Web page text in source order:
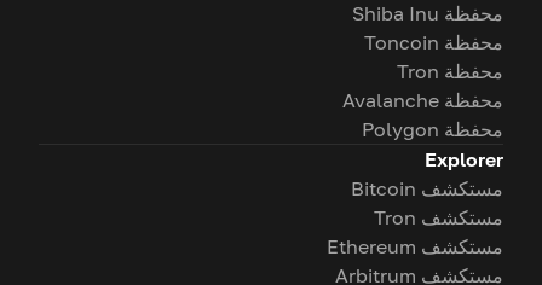
محفظة Shiba Inu
محفظة Toncoin
محفظة Tron
محفظة Avalanche
محفظة Polygon
Explorer
مستكشف Bitcoin
مستكشف Tron
مستكشف Ethereum
مستكشف Arbitrum